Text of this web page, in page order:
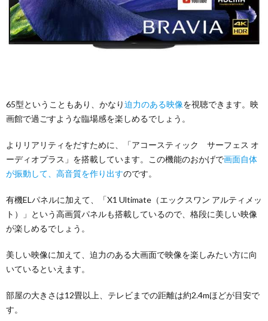
65型ということもあり、かなり迫力のある映像を視聴できます。映
画館で過ごすような臨場感を楽しめるでしょう。
よりリアリティをだすために、「アコースティック サーフェス オ
ーディオプラス」を搭載しています。この機能のおかげで画面自体
が振動して、高音質を作り出すのです。
有機ELパネルに加えて、「X1 Ultimate（エックスワン アルティメッ
ト）」という高画質パネルも搭載しているので、格段に美しい映像
が楽しめるでしょう。
美しい映像に加えて、迫力のある大画面で映像を楽しみたい方に向
いているといえます。
部屋の大きさは12畳以上、テレビまでの距離は約2.4mほどが目安で
す。